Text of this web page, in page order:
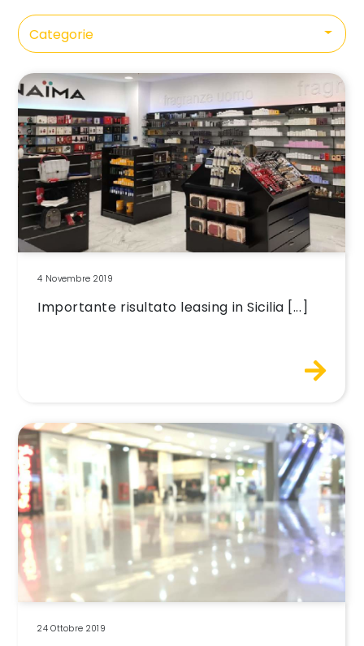
4 Novembre 2019
Importante risultato leasing in Sicilia [...]
24 Ottobre 2019
Categorie